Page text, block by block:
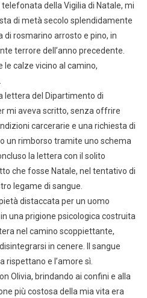
della Vigilia di Natale, mi
di metà secolo splendidamente
rosmarino arrosto e pino, in
terrore dell’anno precedente.
calze vicino al camino,
lettera del Dipartimento di
mi aveva scritto, senza offrire
carcerarie e una richiesta di
un rimborso tramite uno schema
la lettera con il solito
che fosse Natale, nel tentativo di
legame di sangue.
distaccata per un uomo
una prigione psicologica costruita
nel camino scoppiettante,
in cenere. Il sangue
rispettano e l’amore sì.
Olivia, brindando ai confini e alla
più costosa della mia vita era